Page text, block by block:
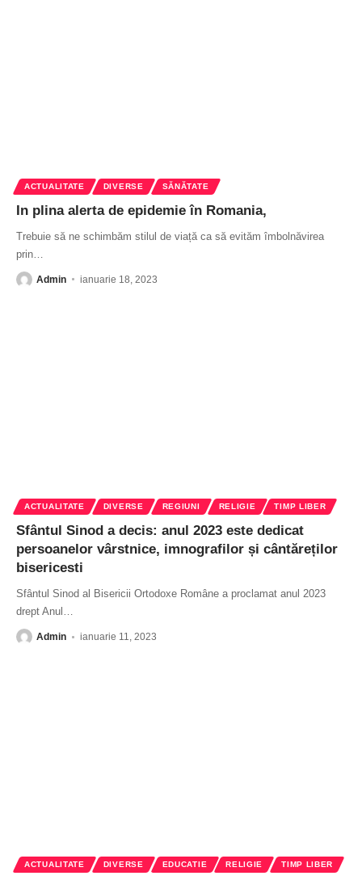
ACTUALITATE DIVERSE SĂNĂTATE
In plina alerta de epidemie în Romania,
Trebuie să ne schimbăm stilul de viață ca să evităm îmbolnăvirea
prin
Admin ianuarie 18, 2023
ACTUALITATE DIVERSE REGIUNI RELIGIE TIMP LIBER
Sfântul Sinod a decis: anul 2023 este dedicat
persoanelor vârstnice, imnografilor și cântăreților
bisericesti
Sfântul Sinod al Bisericii Ortodoxe Române a proclamat anul 2023
drept Anul …
Admin ianuarie 11, 2023
ACTUALITATE DIVERSE EDUCATIE RELIGIE TIMP LIBER